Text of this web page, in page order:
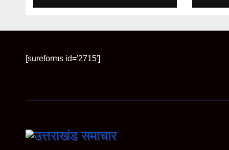
रफ्तार
[sureforms id='2715']